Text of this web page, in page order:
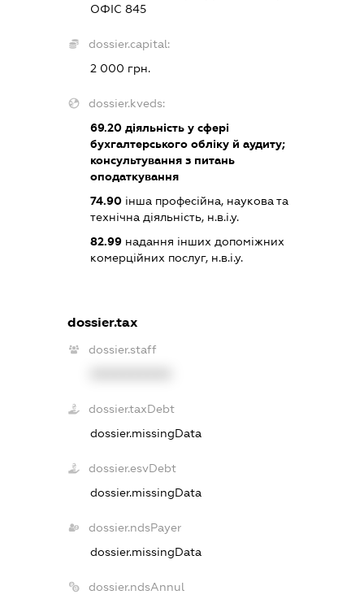
ОФІС 845
dossier.capital:
2 000 грн.
dossier.kveds:
69.20діяльність у сфері
бухгалтерського обліку й аудиту;
консультування з питань
оподаткування
74.90інша професійна, наукова та
технічна діяльність, н.в.і.у.
82.99надання інших допоміжних
комерційних послуг, н.в.і.у.
dossier.tax
dossier.staff
dossier.taxDebt
dossier.missingData
dossier.esvDebt
dossier.missingData
dossier.ndsPayer
dossier.missingData
dossier.ndsAnnul